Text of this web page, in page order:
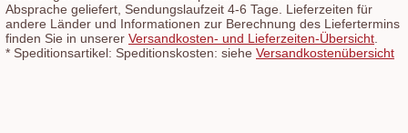
Absprache geliefert, Sendungslaufzeit 4-6 Tage. Lieferzeiten für
andere Länder und Informationen zur Berechnung des Liefertermins
finden Sie in unserer Versandkosten- und Lieferzeiten-Übersicht
* Speditionsartikel: Speditionskosten: siehe Versandkostenübersicht